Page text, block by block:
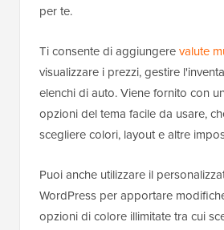
per te.
Ti consente di aggiungerevalute
visualizzare i prezzi, gestire
elenchi di auto. Viene fornito con
opzioni del tema facile da usare,
scegliere colori, layout e altre
Puoi anche utilizzare il
WordPress per apportare
opzioni di colore illimitate tra cui